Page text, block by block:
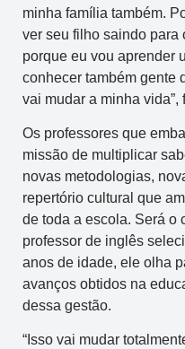
minha família também.
ver seu filho saindo para
porque eu vou aprender
conhecer também gente
vai mudar a minha vida”,
Os professores que
missão de multiplicar
novas metodologias,
repertório cultural que
de toda a escola. Será o
professor de inglês
anos de idade, ele olha
avanços obtidos na
dessa gestão.
“Isso vai mudar